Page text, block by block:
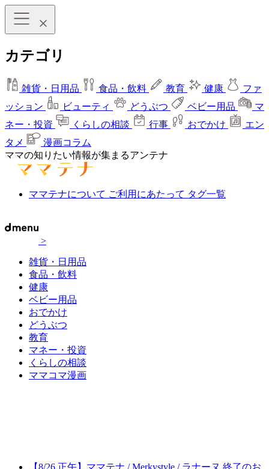
カテゴリ
雑貨・日用品 食品・飲料 教育 健康
ファ
ッション
ビューティ どうぶつ ベビー用品
マ
ネー・投資
くらしの相談 行事 おでかけ
エン
タメ
漫画コラム
ママの知りたい情報が集まるアンテナ
ママテナについて ご利用にあたって タグ一覧
>
雑貨・日用品
食品・飲料
健康
ベビー用品
おでかけ
どうぶつ
教育
マネー・投資
くらしの相談
ママコマ漫画
【8/26 正午】ママテナ / Merkystyle / ラナーヌ 終了のお